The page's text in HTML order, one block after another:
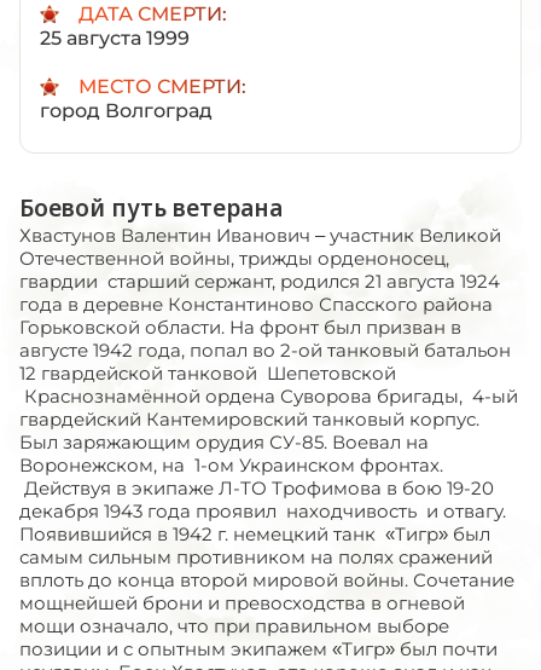
ДАТА СМЕРТИ:
25 августа 1999
МЕСТО СМЕРТИ:
город Волгоград
Боевой путь ветерана
Хвастунов Валентин Иванович – участник Великой
Отечественной войны, трижды орденоносец,
гвардии старший сержант, родился 21 августа 1924
года в деревне Константиново Спасского района
Горьковской области. На фронт был призван в
августе 1942 года, попал во 2-ой танковый батальон
12 гвардейской танковой Шепетовской
Краснознамённой ордена Суворова бригады, 4-ый
гвардейский Кантемировский танковый корпус.
Был заряжающим орудия СУ-85. Воевал на
Воронежском, на 1-ом Украинском фронтах.
Действуя в экипаже Л-ТО Трофимова в бою 19-20
декабря 1943 года проявил находчивость и отвагу.
Появившийся в 1942 г. немецкий танк «Тигр» был
самым сильным противником на полях сражений
вплоть до конца второй мировой войны. Сочетание
мощнейшей брони и превосходства в огневой
мощи означало, что при правильном выборе
позиции и с опытным экипажем «Тигр» был почти